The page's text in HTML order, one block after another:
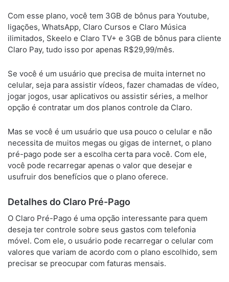
Com esse plano, você tem 3GB de bônus para Youtube,
ligações, WhatsApp, Claro Cursos e Claro Música
ilimitados, Skeelo e Claro TV+ e 3GB de bônus para cliente
Claro Pay, tudo isso por apenas R$29,99/mês.
Se você é um usuário que precisa de muita internet no
celular, seja para assistir vídeos, fazer chamadas de vídeo,
jogar jogos, usar aplicativos ou assistir séries, a melhor
opção é contratar um dos planos controle da Claro.
Mas se você é um usuário que usa pouco o celular e não
necessita de muitos megas ou gigas de internet, o plano
pré-pago pode ser a escolha certa para você. Com ele,
você pode recarregar apenas o valor que desejar e
usufruir dos benefícios que o plano oferece.
Detalhes do Claro Pré-Pago
O Claro Pré-Pago é uma opção interessante para quem
deseja ter controle sobre seus gastos com telefonia
móvel. Com ele, o usuário pode recarregar o celular com
valores que variam de acordo com o plano escolhido, sem
precisar se preocupar com faturas mensais.